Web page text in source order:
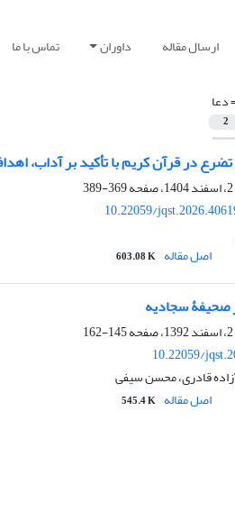
ارسال مقاله داوران تماس با ما
دعا
2
در قرآن کریم با تأکید بر آداب،
369-389
10.22059/
اصل مقاله 603.08 K
صحیفۀ سجادیه
145-162
10.22059/
قادری، محسن سیفی
اصل مقاله 545.4 K